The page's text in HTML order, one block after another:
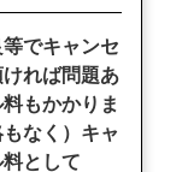
でキャンセ
れば問題あ
もかかりま
なく）キャ
として